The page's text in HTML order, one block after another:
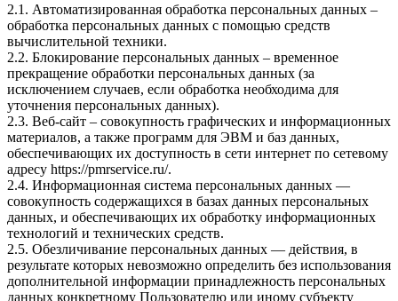
2.1. Автоматизированная обработка персональных данных –
обработка персональных данных с помощью средств
вычислительной техники.
2.2. Блокирование персональных данных – временное
прекращение обработки персональных данных (за
исключением случаев, если обработка необходима для
уточнения персональных данных).
2.3. Веб-сайт – совокупность графических и информационных
материалов, а также программ для ЭВМ и баз данных,
обеспечивающих их доступность в сети интернет по сетевому
адресу https://pmrservice.ru/.
2.4. Информационная система персональных данных —
совокупность содержащихся в базах данных персональных
данных, и обеспечивающих их обработку информационных
технологий и технических средств.
2.5. Обезличивание персональных данных — действия, в
результате которых невозможно определить без использования
дополнительной информации принадлежность персональных
данных конкретному Пользователю или иному субъекту